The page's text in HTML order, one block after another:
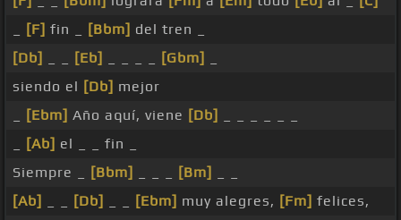
[F] fin _ [Bbm] del tren _
[Db]
[Eb] [Gbm]
siendo el [Db] mejor
[Ebm] Año aquí, viene [Db]
[Ab] el _ _ fin _
Siempre _
[Bbm] [Bm]
[Ab]
[Db] [Ebm] muy alegres, [Fm] felices,